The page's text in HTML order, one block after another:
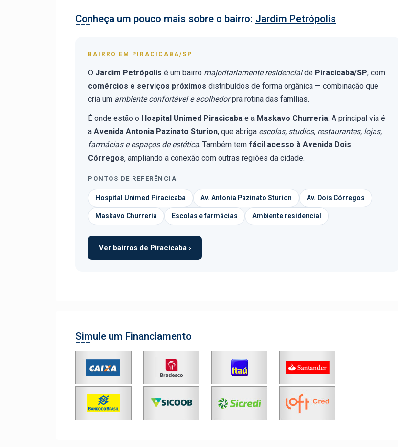
Conheça um pouco mais sobre o bairro: Jardim Petrópolis
BAIRRO EM PIRACICABA/SP
O Jardim Petrópolis é um bairro majoritariamente residencialde Piracicaba/SP, com
comércios e serviços próximos distribuídos de forma orgânica — combinação que
cria um ambiente confortável e acolhedorpra rotina das famílias.
É onde estão o Hospital Unimed Piracicaba e a Maskavo Churreria. A principal via é
a Avenida Antonia Pazinato Sturion, que abriga escolas, studios, restaurantes, lojas,
farmácias e espaços de estética. Também tem fácil acesso à Avenida Dois
Córregos, ampliando a conexão com outras regiões da cidade.
PONTOS DE REFERÊNCIA
Hospital Unimed Piracicaba Av. Antonia Pazinato Sturion Av. Dois Córregos
Maskavo Churreria Escolas e farmácias Ambiente residencial
Ver bairros de Piracicaba ›
Simule um Financiamento